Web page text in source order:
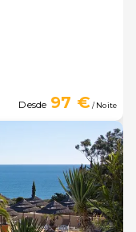
Desde 97 €/ Noite